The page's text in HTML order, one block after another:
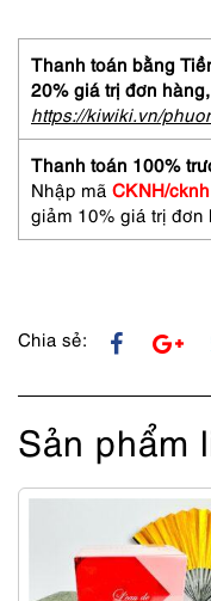
MARCO
VENTURI
silk
tie
9.7cm-
Gần
như
mới
số
Thanh toán bằng
20% giá trị đơn hàng,
https://kiwiki.vn/
Thanh toán 100%
Nhập mã CKNH/cknh
giảm 10% giá trị đơn
Chia sẻ:
Sản phẩm